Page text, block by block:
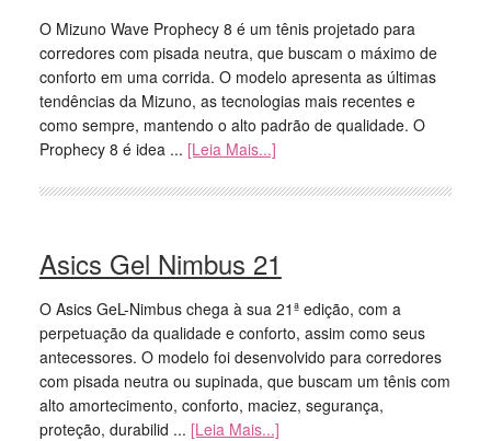
O Mizuno Wave Prophecy 8 é um tênis projetado para
corredores com pisada neutra, que buscam o máximo de
conforto em uma corrida. O modelo apresenta as últimas
tendências da Mizuno, as tecnologias mais recentes e
como sempre, mantendo o alto padrão de qualidade. O
Prophecy 8 é idea ... [Leia Mais...]
Asics Gel Nimbus 21
O Asics GeL-Nimbus chega à sua 21ª edição, com a
perpetuação da qualidade e conforto, assim como seus
antecessores. O modelo foi desenvolvido para corredores
com pisada neutra ou supinada, que buscam um tênis com
alto amortecimento, conforto, maciez, segurança,
proteção, durabilid ... [Leia Mais...]